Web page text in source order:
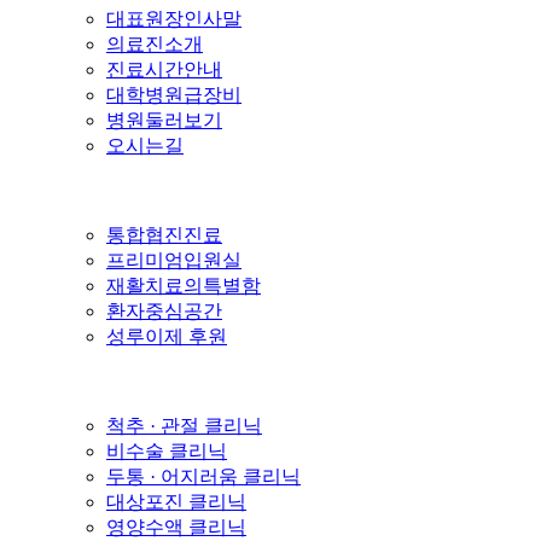
대표원장인사말
의료진소개
진료시간안내
대학병원급장비
병원둘러보기
오시는길
통합협진진료
프리미엄입원실
재활치료의특별함
환자중심공간
성루이제 후원
척추 · 관절 클리닉
비수술 클리닉
두통 · 어지러움 클리닉
대상포진 클리닉
영양수액 클리닉